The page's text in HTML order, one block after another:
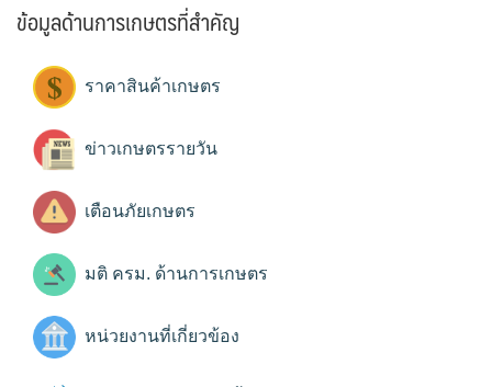
ข้อมูลด้านการเกษตรที่สำคัญ
ราคาสินค้าเกษตร
ข่าวเกษตรรายวัน
เตือนภัยเกษตร
มติ ครม. ด้านการเกษตร
หน่วยงานที่เกี่ยวข้อง